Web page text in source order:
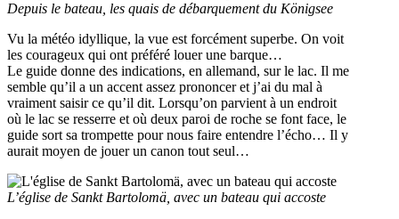
Depuis le bateau, les quais de débarquement du Königsee
Vu la météo idyllique, la vue est forcément superbe. On voit
les courageux qui ont préféré louer une barque…
Le guide donne des indications, en allemand, sur le lac. Il me
semble qu’il a un accent assez prononcer et j’ai du mal à
vraiment saisir ce qu’il dit. Lorsqu’on parvient à un endroit
où le lac se resserre et où deux paroi de roche se font face, le
guide sort sa trompette pour nous faire entendre l’écho… Il y
aurait moyen de jouer un canon tout seul…
L’église de Sankt Bartolomä, avec un bateau qui accoste